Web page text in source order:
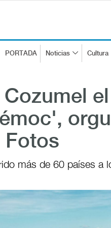
PORTADA Noticias Cultura
Fotos
más de 60 países a